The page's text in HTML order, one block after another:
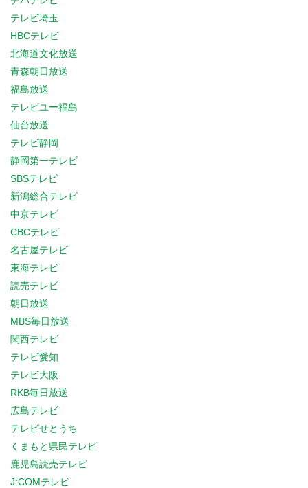
テレビ埼玉
HBCテレビ
北海道文化放送
青森朝日放送
福島放送
テレビユー福島
仙台放送
テレビ静岡
静岡第一テレビ
SBSテレビ
新潟総合テレビ
中京テレビ
CBCテレビ
名古屋テレビ
東海テレビ
読売テレビ
朝日放送
MBS毎日放送
関西テレビ
テレビ愛知
テレビ大阪
RKB毎日放送
広島テレビ
テレビせとうち
くまもと県民テレビ
鹿児島読売テレビ
J:COMテレビ